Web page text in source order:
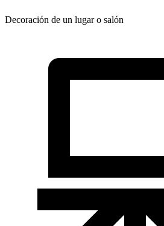
Decoración de un lugar o salón